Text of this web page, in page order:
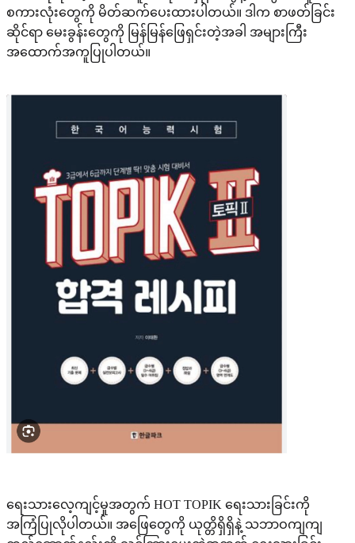
စကားလုံးတွေကို မိတ်ဆက်ပေးထားပါတယ်။ ဒါက စာဖတ်ခြင်း
ဆိုင်ရာ မေးခွန်းတွေကို မြန်မြန်ဖြေရှင်းတဲ့အခါ အများကြီး
အထောက်အကူပြုပါတယ်။
ရေးသားလေ့ကျင့်မှုအတွက် HOT TOPIK ရေးသားခြင်းကို
အကြံပြုလိုပါတယ်။ အဖြေတွေကို ယုတ္တိရှိရှိနဲ့ သဘာဝကျကျ